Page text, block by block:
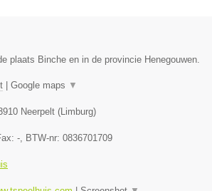
plaats Binche en in de provincie Henegouwen.
| Google maps ▼
Neerpelt (Limburg)
- , BTW-nr: 0836701709